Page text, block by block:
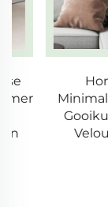
Velours